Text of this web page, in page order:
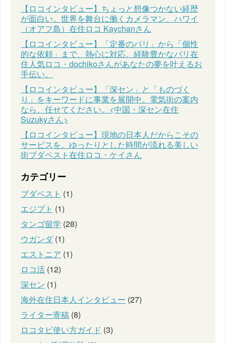
【ロコインタビュー】ちょっと想像つかない経歴
が面白い。世界を舞台に働くカメラマン、ハワイ
（オアフ島）在住ロコ Kaychanさん
【ロコインタビュー】「定番のパリ」から「個性
的な依頼」まで、熱心に対応。経験豊かなパリ在
住人気ロコ・dochikoさんがあなたの夢を叶えるお
手伝い。
【ロコインタビュー】「深セン」と「ものづく
り」をキーワードに事業を展開中。電気街の案内
なら、任せてください。<中国・深セン在住
Suzukyさん>
【ロコインタビュー】現地の日本人だからこその
サービスを。ゆったりとした時間が流れる美しい
街ブダペスト在住ロコ・ケイさん
カテゴリー
ブダペスト (1)
エジプト (1)
タンゴ留学 (28)
ウガンダ(1)
エストニア (1)
ロコ活 (12)
深セン (1)
海外在住日本人インタビュー (27)
ライター寄稿 (8)
ロコタビ使い方ガイド (3)